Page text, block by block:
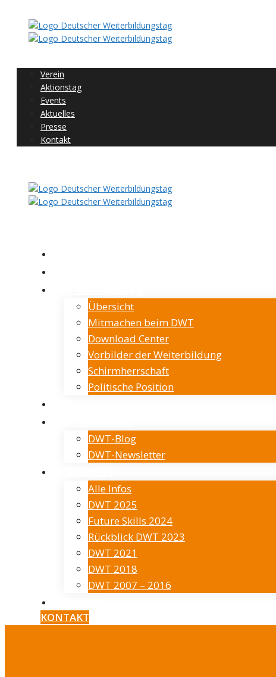
Verein
Aktionstag
Events
Aktuelles
Presse
Kontakt
Übersicht
Mitmachen beim DWT
Download Center
Vorbilder der Weiterbildung
Schirmherrschaft
Politische Position
DWT-Blog
DWT-Newsletter
Alle Infos
DWT 2025
Future Skills 2024
Rückblick DWT 2023
DWT 2021
DWT 2018
DWT 2007 – 2016
KONTAKT